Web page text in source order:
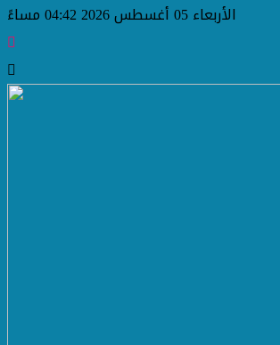
الأربعاء 05 أغسطس 2026 04:42 مساءً